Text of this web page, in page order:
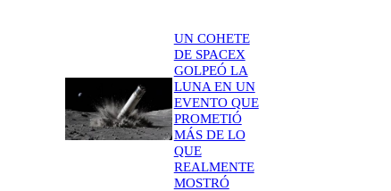
UN COHETE
DE SPACEX
GOLPEÓ LA
LUNA EN UN
EVENTO QUE
PROMETIÓ
MÁS DE LO
QUE
REALMENTE
MOSTRÓ